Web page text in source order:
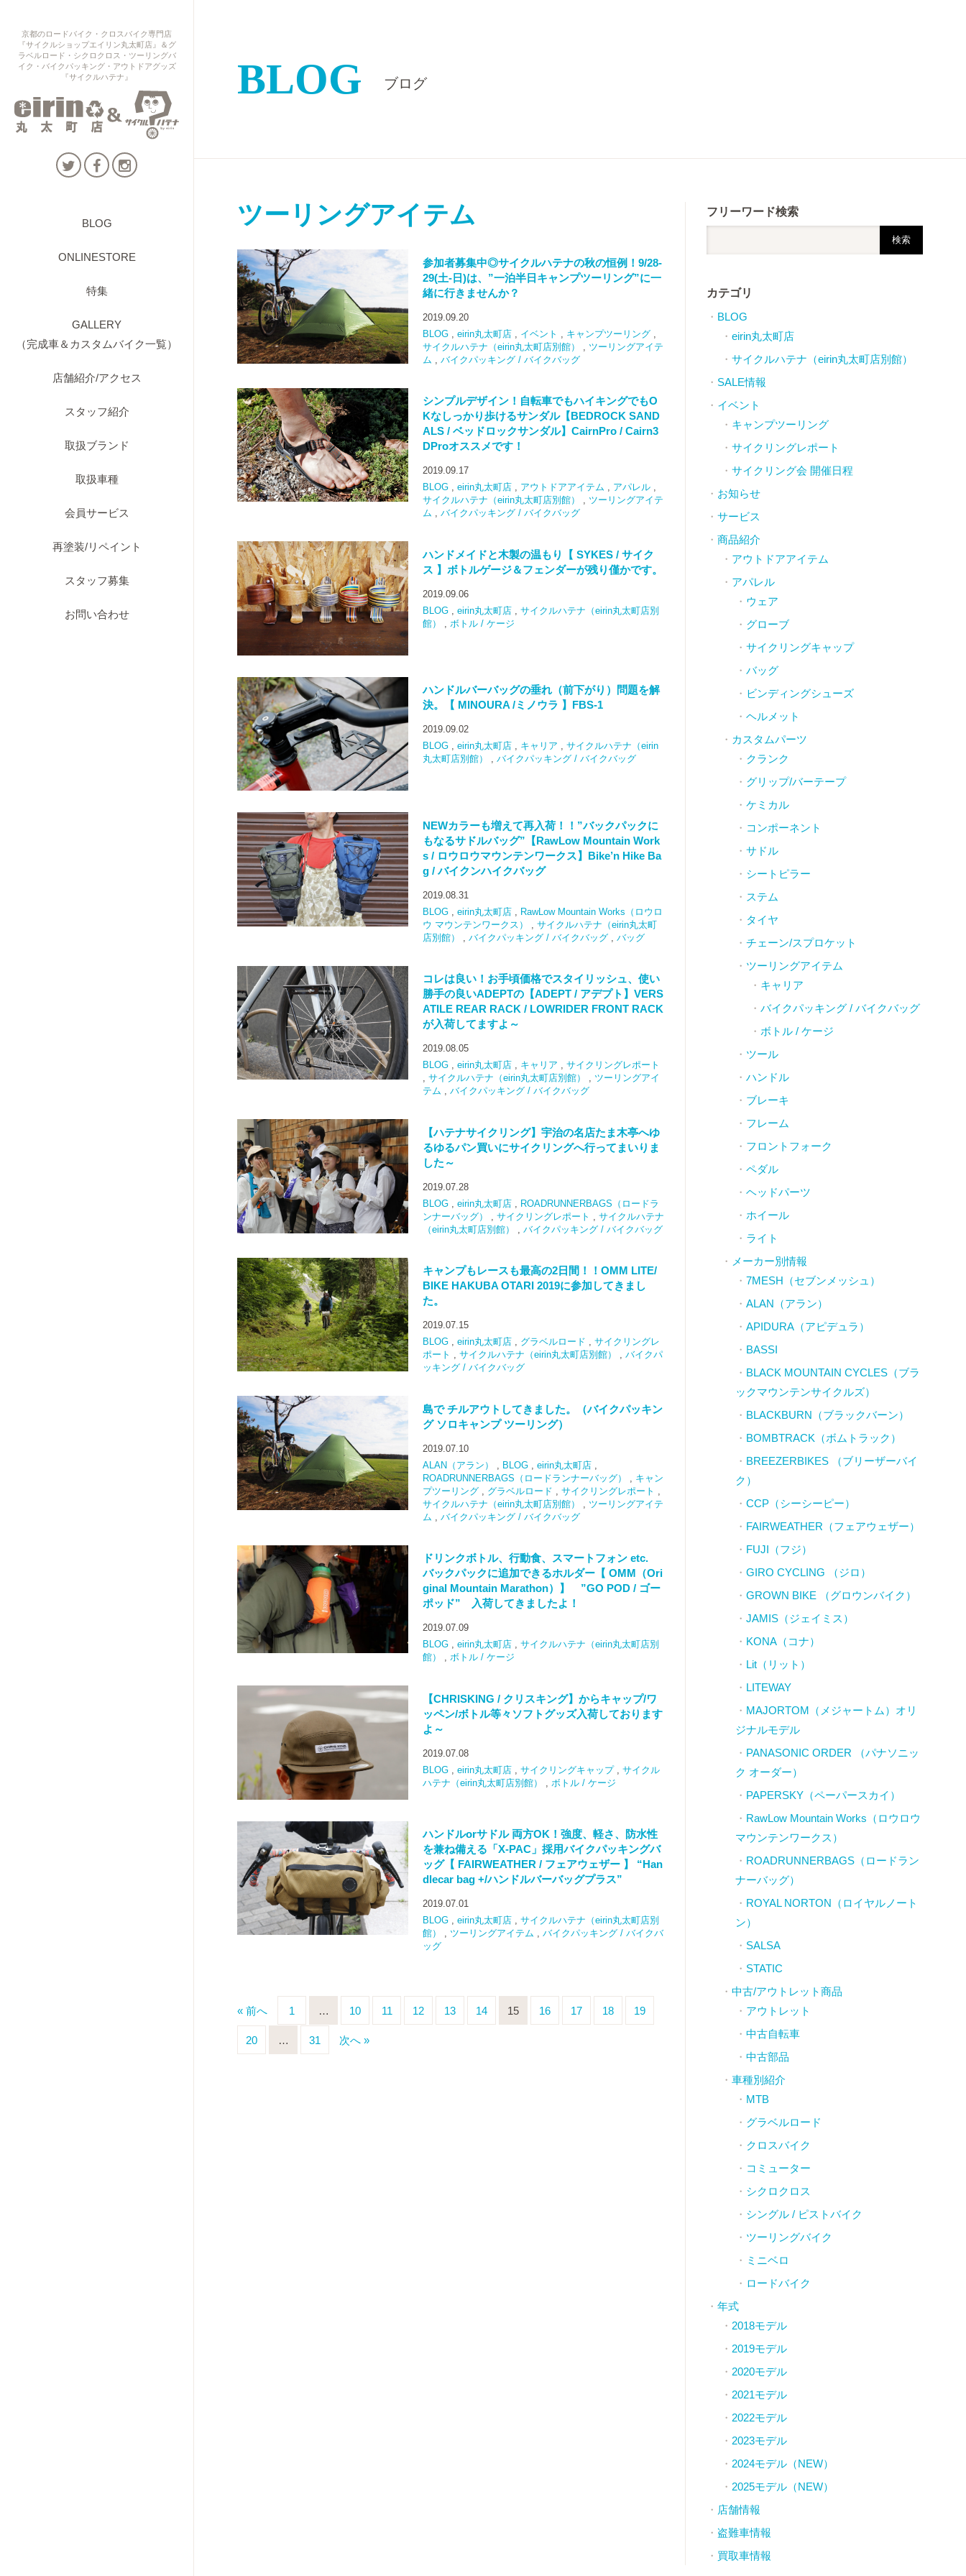
京都のロードバイク・クロスバイク専門店
『サイクルショップエイリン丸太町店』＆グ
ラベルロード・シクロクロス・ツーリングバ
イク・バイクパッキング・アウトドアグッズ
『サイクルハテナ』
BLOG
ONLINESTORE
特集
GALLERY
（完成車＆カスタムバイク一覧）
店舗紹介/アクセス
スタッフ紹介
取扱ブランド
取扱車種
会員サービス
再塗装/リペイント
スタッフ募集
お問い合わせ
BLOG ブログ
ツーリングアイテム
参加者募集中◎サイクルハテナの秋の恒例！9/28-
29(土-日)は、”一泊半日キャンプツーリング”に一
緒に行きませんか？
2019.09.20
BLOG, eirin丸太町店, イベント キャンプツーリング,
サイクルハテナ（eirin丸太町店別館）
ツーリングアイテ
ム
バイクパッキング / バイクバッグ
シンプルデザイン！自転車でもハイキングでもO
Kなしっかり歩けるサンダル【BEDROCK SAND
ALS / ベッドロックサンダル】CairnPro / Cairn3
DProオススメです！
2019.09.17
BLOG, eirin丸太町店, アウトドアアイテム , アパレル,
サイクルハテナ（eirin丸太町店別館）
, ツーリングアイテ
ム , バイクパッキング / バイクバッグ
ハンドメイドと木製の温もり【 SYKES / サイク
ス 】ボトルゲージ＆フェンダーが残り僅かです。
2019.09.06
BLOG, eirin丸太町店, サイクルハテナ（eirin丸太町店別
館）
ボトル / ケージ
ハンドルバーバッグの垂れ（前下がり）問題を解
決。【 MINOURA /ミノウラ 】FBS-1
2019.09.02
BLOG, eirin丸太町店, キャリア , サイクルハテナ（eirin
丸太町店別館）
, バイクパッキング / バイクバッグ
NEWカラーも増えて再入荷！！”バックパックに
もなるサドルバッグ”【RawLow Mountain Work
s / ロウロウマウンテンワークス】Bike’n Hike Ba
g / バイクンハイクバッグ
2019.08.31
BLOG, eirin丸太町店, RawLow Mountain Works（ロウロ
ウ マウンテンワークス）
サイクルハテナ（eirin丸太町
店別館）
バイクパッキング / バイクバッグ, バッグ
コレは良い！お手頃価格でスタイリッシュ、使い
勝手の良いADEPTの【ADEPT / アデプト】VERS
ATILE REAR RACK / LOWRIDER FRONT RACK
が入荷してますよ～
2019.08.05
BLOG, eirin丸太町店, キャリア , サイクリングレポート
, サイクルハテナ（eirin丸太町店別館） , ツーリングアイ
テム , バイクパッキング / バイクバッグ
【ハテナサイクリング】宇治の名店たま木亭へゆ
るゆるパン買いにサイクリングへ行ってまいりま
した～
2019.07.28
BLOG, eirin丸太町店, ROADRUNNERBAGS（ロードラ
ンナーバッグ）
サイクリングレポート
サイクルハテナ
（eirin丸太町店別館）
バイクパッキング / バイクバッグ
キャンプもレースも最高の2日間！！OMM LITE/
BIKE HAKUBA OTARI 2019に参加してきまし
た。
2019.07.15
BLOG, eirin丸太町店, グラベルロード , サイクリングレ
ポート , サイクルハテナ（eirin丸太町店別館） , バイクパ
ッキング / バイクバッグ
島で チルアウトしてきました。（バイクパッキン
グ ソロキャンプ ツーリング）
2019.07.10
ALAN（アラン）
BLOG, eirin丸太町店,
ROADRUNNERBAGS（ロードランナーバッグ）
キャン
プツーリング, グラベルロード サイクリングレポート
サイクルハテナ（eirin丸太町店別館）
ツーリングアイテ
ム
バイクパッキング / バイクバッグ
ドリンクボトル、行動食、スマートフォン etc.
バックパックに追加できるホルダー【 OMM（Ori
ginal Mountain Marathon）】 ”GO POD / ゴー
ポッド” 入荷してきましたよ！
2019.07.09
BLOG, eirin丸太町店, サイクルハテナ（eirin丸太町店別
館）
, ボトル / ケージ
【CHRISKING / クリスキング】からキャップ/ワ
ッペン/ボトル等々ソフトグッズ入荷しております
よ～
2019.07.08
BLOG, eirin丸太町店, サイクリングキャップ, サイクル
ハテナ（eirin丸太町店別館）
ボトル / ケージ
ハンドルorサドル 両方OK！強度、軽さ、防水性
を兼ね備える「X-PAC」採用バイクパッキングバ
ッグ【 FAIRWEATHER / フェアウェザー 】 “Han
dlecar bag +/ハンドルバーバッグプラス”
2019.07.01
BLOG, eirin丸太町店, サイクルハテナ（eirin丸太町店別
館）
, ツーリングアイテム , バイクパッキング / バイクバ
ッグ
« 前へ 1 … 10 11 12 13 14 15 16 17 18 19
20 … 31 次へ »
フリーワード検索
カテゴリ
BLOG
eirin丸太町店
サイクルハテナ（eirin丸太町店別館）
SALE情報
イベント
キャンプツーリング
サイクリングレポート
サイクリング会 開催日程
お知らせ
サービス
商品紹介
アウトドアアイテム
アパレル
ウェア
グローブ
サイクリングキャップ
バッグ
ビンディングシューズ
ヘルメット
カスタムパーツ
クランク
グリップ/バーテープ
ケミカル
コンポーネント
サドル
シートピラー
ステム
タイヤ
チェーン/スプロケット
ツーリングアイテム
キャリア
バイクパッキング / バイクバッグ
ボトル / ケージ
ツール
ハンドル
ブレーキ
フレーム
フロントフォーク
ペダル
ヘッドパーツ
ホイール
ライト
メーカー別情報
7MESH（セブンメッシュ）
ALAN（アラン）
APIDURA（アピデュラ）
BASSI
BLACK MOUNTAIN CYCLES（ブラ
ックマウンテンサイクルズ）
BLACKBURN（ブラックバーン）
BOMBTRACK（ボムトラック）
BREEZERBIKES （ブリーザーバイ
ク）
CCP（シーシーピー）
FAIRWEATHER（フェアウェザー）
FUJI（フジ）
GIRO CYCLING （ジロ）
GROWN BIKE （グロウンバイク）
JAMIS（ジェイミス）
KONA（コナ）
Lit（リット）
LITEWAY
MAJORTOM（メジャートム）オリ
ジナルモデル
PANASONIC ORDER （パナソニッ
ク オーダー）
PAPERSKY（ペーパースカイ）
RawLow Mountain Works（ロウロウ
マウンテンワークス）
ROADRUNNERBAGS（ロードラン
ナーバッグ）
ROYAL NORTON（ロイヤルノート
ン）
SALSA
STATIC
中古/アウトレット商品
アウトレット
中古自転車
中古部品
車種別紹介
MTB
グラベルロード
クロスバイク
コミューター
シクロクロス
シングル / ピストバイク
ツーリングバイク
ミニベロ
ロードバイク
年式
2018モデル
2019モデル
2020モデル
2021モデル
2022モデル
2023モデル
2024モデル（NEW）
2025モデル（NEW）
店舗情報
盗難車情報
買取車情報